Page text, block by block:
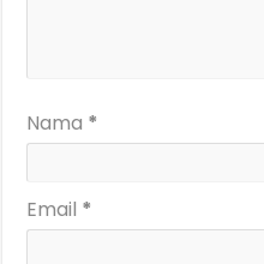
Nama *
Email *